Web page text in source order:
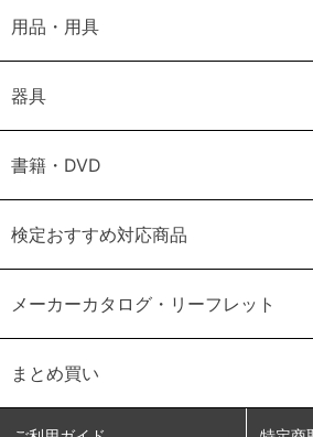
用品・用具
器具
書籍・DVD
検定おすすめ対応商品
メーカーカタログ・リーフレット
まとめ買い